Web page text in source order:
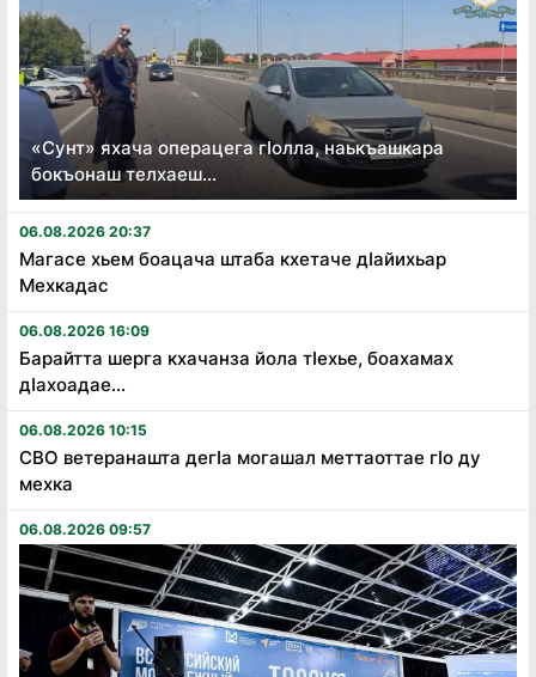
«Сунт» яхача операцега гӏолла, наькъашкара
бокъонаш телхаеш...
06.08.2026 20:37
Магасе хьем боацача штаба кхетаче дӏайихьар
Мехкадас
06.08.2026 16:09
Барайтта шерга кхачанза йола тӏехье, боахамах
дӏахоадае...
06.08.2026 10:15
СВО ветеранашта дегӏа могашал меттаоттае гӏо ду
мехка
06.08.2026 09:57